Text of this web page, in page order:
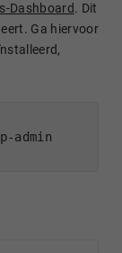
Dashboard. Dit
Ga hiervoor
admin